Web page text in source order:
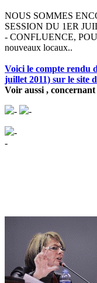
NOUS SOMMES
SESSION DU 1ER
- CONFLUENCE,
nouveaux locaux..
Voici le compte rendu
juillet 2011) sur le site
Voir aussi ,
- -
-
-